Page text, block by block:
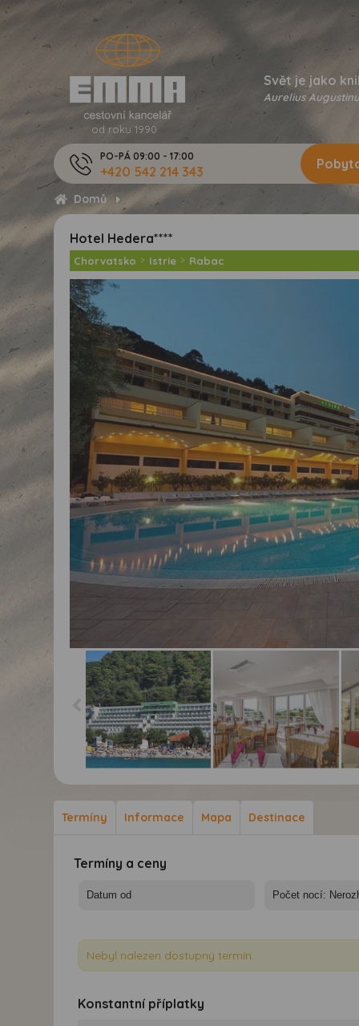
od roku 1990
Svět je jako
Aurelius
PO-PÁ 09:00 - 17:00
+420 542 214 343
Domů
Hotel Hedera****
Chorvatsko > Istrie > Rabac
Termíny
Informace Mapa Destinace
Termíny a ceny
Nebyl nalezen dostupný termín.
Konstantní příplatky